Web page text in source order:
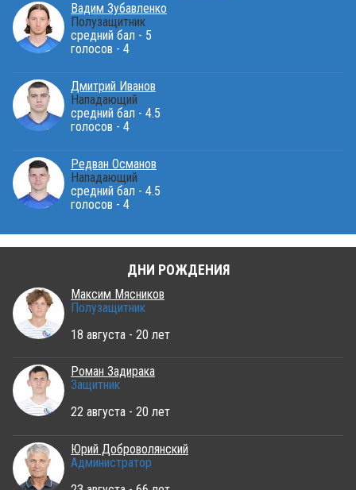
Вадим Зубавленко
Полузащитник
средний бал - 5
голосов - 4
Дмитрий Иванов
Нападающий
средний бал - 4.5
голосов - 4
Редван Османов
Нападающий
средний бал - 4.5
голосов - 4
ДНИ РОЖДЕНИЯ
Максим Мясников
Полузащитник
18 августа - 20 лет
Роман Задирака
Защитник
22 августа - 20 лет
Юрий Доброволянский
Администратор